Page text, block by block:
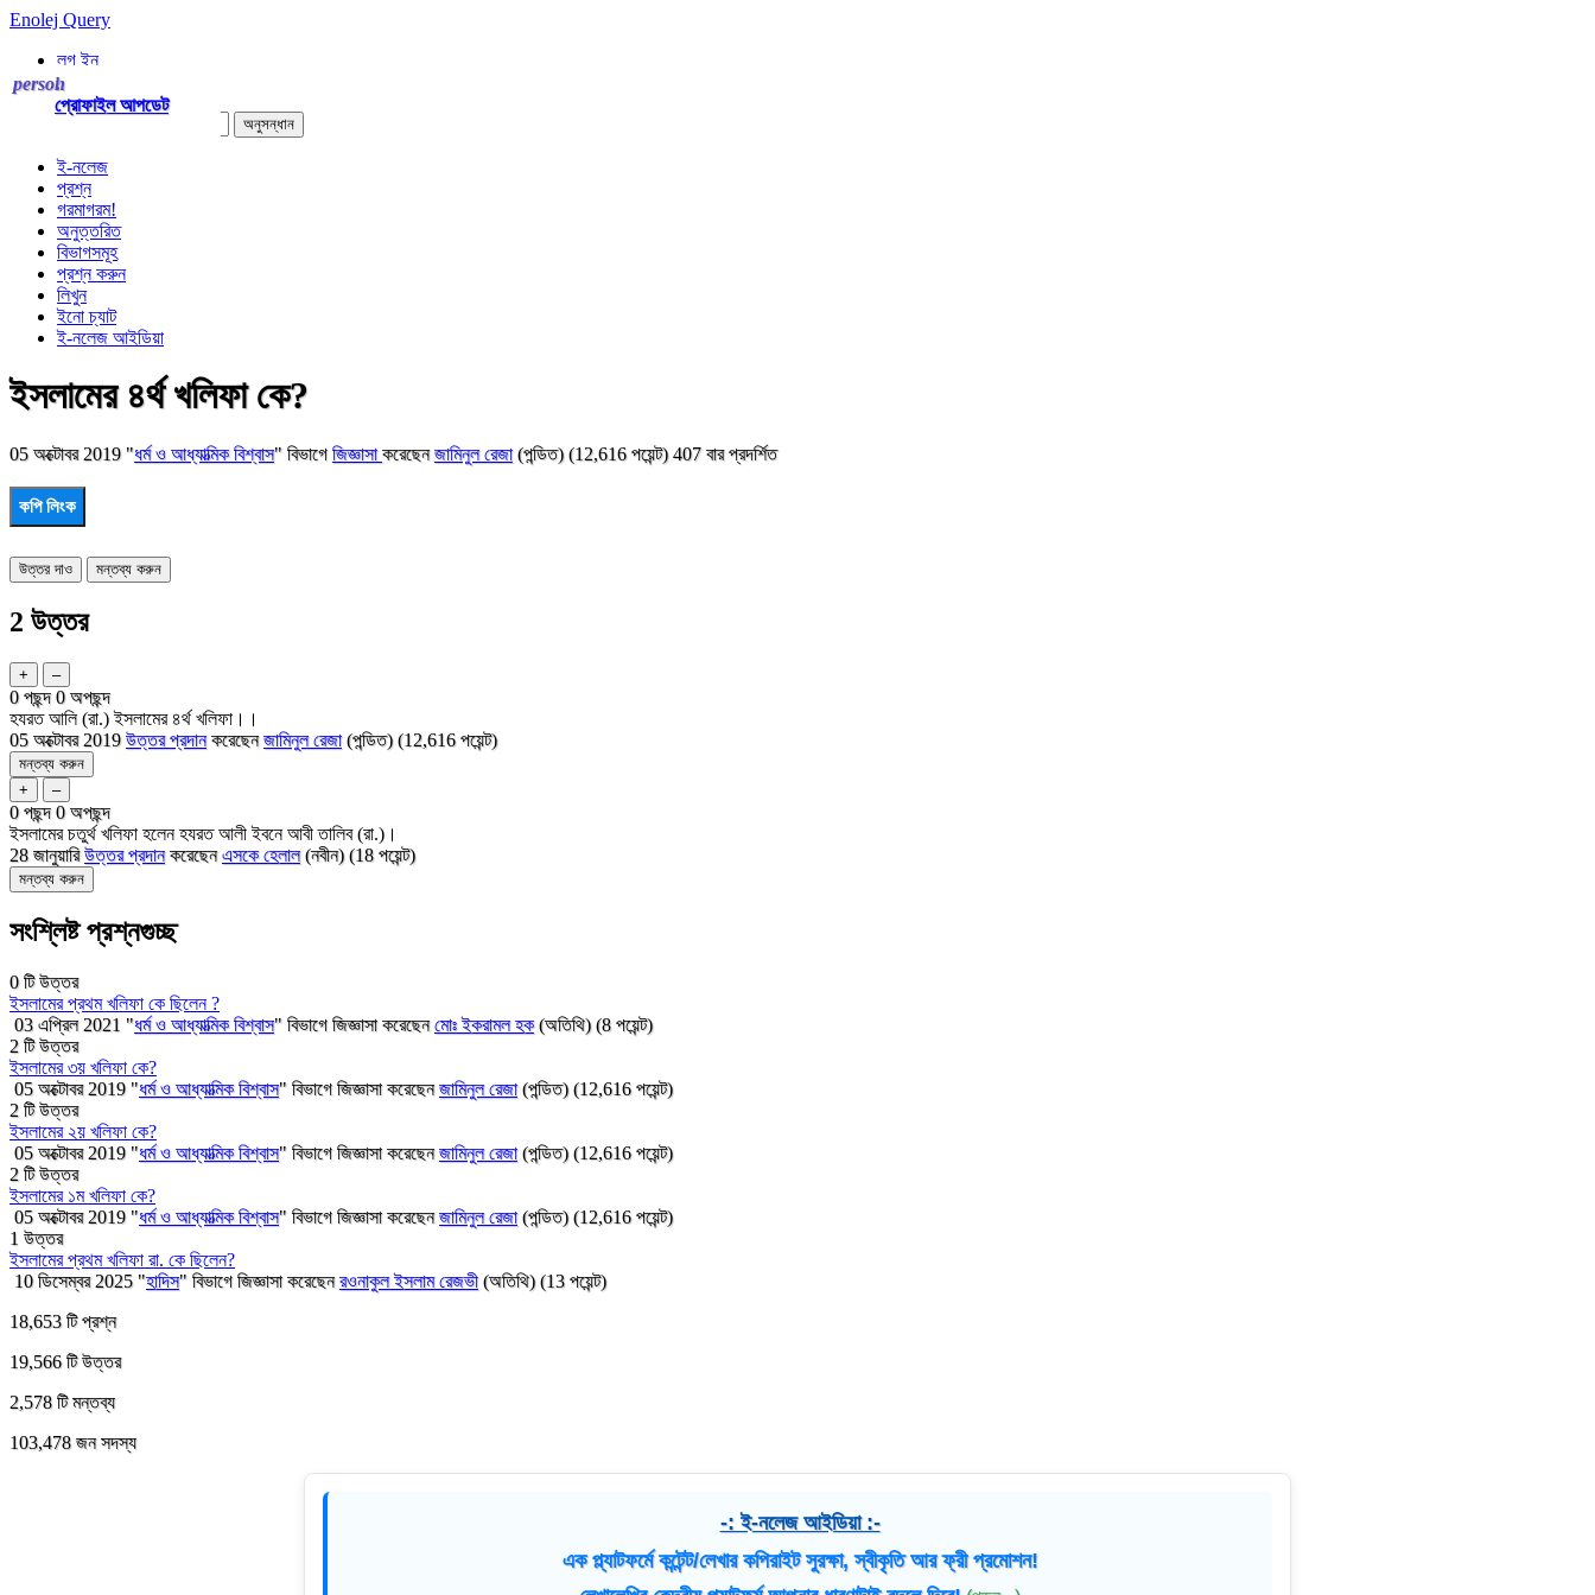
Enolej Query
লগ ইন
নিবন্ধন
person
!
প্রোফাইল আপডেট
ই-নলেজ
প্রশ্ন
গরমাগরম!
অনুত্তরিত
বিভাগসমূহ
প্রশ্ন করুন
লিখুন
ইনো চ্যাট
ই-নলেজ আইডিয়া
ইসলামের ৪র্থ খলিফা কে?
05 অক্টোবর 2019 "ধর্ম ও আধ্যাত্মিক বিশ্বাস" বিভাগে জিজ্ঞাসাকরেছেনজামিনুল রেজা (পন্ডিত) (12,616পয়েন্ট) 407বার প্রদর্শিত
2 উত্তর
0পছন্দ0অপছন্দ
হযরত আলি (রা.) ইসলামের ৪র্থ খলিফা।।
05 অক্টোবর 2019 উত্তর প্রদান করেছেনজামিনুল রেজা (পন্ডিত) (12,616পয়েন্ট)
0পছন্দ0অপছন্দ
ইসলামের চতুর্থ খলিফা হলেন হযরত আলী ইবনে আবী তালিব (রা.)।
28 জানুয়ারি উত্তর প্রদান করেছেনএসকে হেলাল (নবীন) (18 পয়েন্ট)
সংশ্লিষ্ট প্রশ্নগুচ্ছ
0টি উত্তর
ইসলামের প্রথম খলিফা কে ছিলেন ?
03 এপ্রিল 2021 "ধর্ম ও আধ্যাত্মিক বিশ্বাস" বিভাগে জিজ্ঞাসাকরেছেনমোঃ ইকরামল হক (অতিথি) (8 পয়েন্ট)
2 টি উত্তর
ইসলামের ৩য় খলিফা কে?
05 অক্টোবর 2019 "ধর্ম ও আধ্যাত্মিক বিশ্বাস" বিভাগে জিজ্ঞাসাকরেছেনজামিনুল রেজা (পন্ডিত) (12,616পয়েন্ট)
2 টি উত্তর
ইসলামের ২য় খলিফা কে?
05 অক্টোবর 2019 "ধর্ম ও আধ্যাত্মিক বিশ্বাস" বিভাগে জিজ্ঞাসাকরেছেনজামিনুল রেজা (পন্ডিত) (12,616পয়েন্ট)
2 টি উত্তর
ইসলামের ১ম খলিফা কে?
05 অক্টোবর 2019 "ধর্ম ও আধ্যাত্মিক বিশ্বাস" বিভাগে জিজ্ঞাসাকরেছেনজামিনুল রেজা (পন্ডিত) (12,616পয়েন্ট)
1 উত্তর
ইসলামের প্রথম খলিফা রা. কে ছিলেন?
10 ডিসেম্বর 2025 "হাদিস" বিভাগে জিজ্ঞাসাকরেছেনরওনাকুল ইসলাম রেজভী (অতিথি) (13 পয়েন্ট)
18,653 টি প্রশ্ন
19,566টি উত্তর
2,578 টি মন্তব্য
103,478 জন সদস্য
-: ই-নলেজ আইডিয়া :-
এক প্ল্যাটফর্মে কন্টেন্ট/লেখার কপিরাইট সুরক্ষা, স্বীকৃতি আর ফ্রী প্রমোশন!